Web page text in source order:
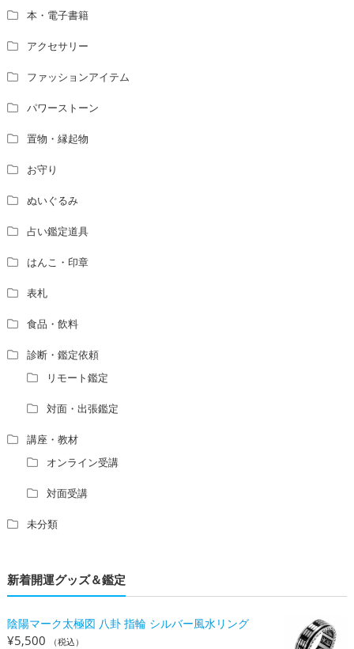
本・電子書籍
アクセサリー
ファッションアイテム
パワーストーン
置物・縁起物
お守り
ぬいぐるみ
占い鑑定道具
はんこ・印章
表札
食品・飲料
診断・鑑定依頼
リモート鑑定
対面・出張鑑定
講座・教材
オンライン受講
対面受講
未分類
新着開運グッズ＆鑑定
陰陽マーク太極図 八卦 指輪 シルバー風水リング
¥5,500 （税込）